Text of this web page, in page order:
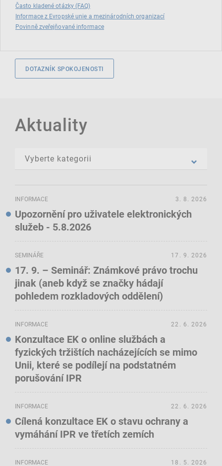
Často kladené otázky (FAQ)
Informace z Evropské unie a mezinárodních organizací
Povinně zveřejňované informace
DOTAZNÍK SPOKOJENOSTI
Aktuality
INFORMACE
Upozornění pro uživatele elektronických
služeb - 5.8.2026
3. 8. 2026
SEMINÁŘE
17. 9. – Seminář: Známkové právo trochu
jinak (aneb když se značky hádají
pohledem rozkladových oddělení)
17. 9. 2026
INFORMACE
Konzultace EK o online službách a
fyzických tržištích nacházejících se mimo
Unii, které se podílejí na podstatném
porušování IPR
22. 6. 2026
INFORMACE
Cílená konzultace EK o stavu ochrany a
vymáhání IPR ve třetích zemích
22. 6. 2026
INFORMACE 18. 5. 2026